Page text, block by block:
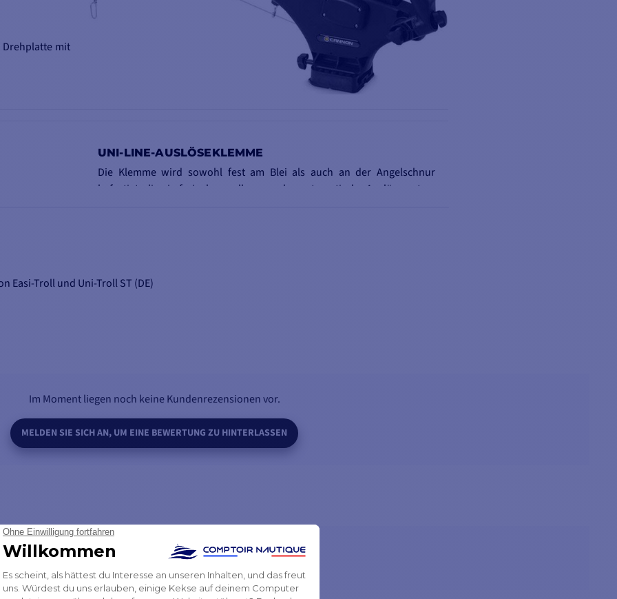
Drehplatte mit
UNI-LINE-AUSLÖSEKLEMME
Die Klemme wird sowohl fest am Blei als auch an der Angelschnur
befestigt, die sie freigeben soll, wenn das automatische Auslösesystem
INHALT DER SCHACHTEL :
Easi-Troll und Uni-Troll ST (DE)
Im Moment liegen noch keine Kundenrezensionen vor.
MELDEN SIE SICH AN, UM EINE BEWERTUNG ZU HINTERLASSEN
SEIEN SIE DER ERSTE, DER EINE FRAGE STELLT